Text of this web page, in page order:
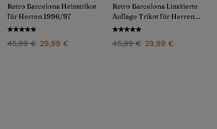
Retro Barcelona Heimtrikot
für Herren 1996/97
45,99€ 29,99 €
Retro Barcelona Limitierte
Auflage Trikot für Herren
1998
45,99€ 29,99 €